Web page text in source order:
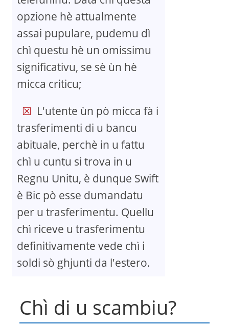
opzione hè attualmente
assai pupulare, pudemu dì
chì questu hè un omissimu
significativu, se sè ùn hè
micca criticu;
L'utente ùn pò micca fà i
trasferimenti di u bancu
abituale, perchè in u fattu
chì u cuntu si trova in u
Regnu Unitu, è dunque Swift
è Bic pò esse dumandatu
per u trasferimentu. Quellu
chì riceve u trasferimentu
definitivamente vede chì i
soldi sò ghjunti da l'estero.
Chì di u scambiu?